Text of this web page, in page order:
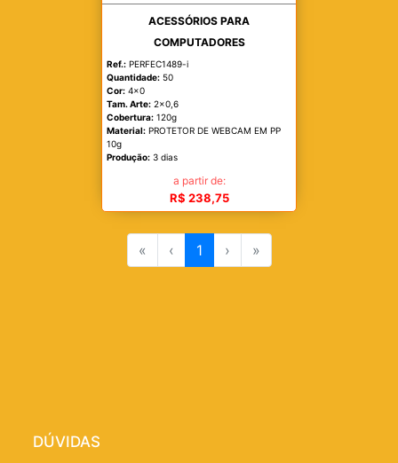
ACESSÓRIOS PARA
COMPUTADORES
Ref.: PERFEC1489-i
Quantidade: 50
Cor: 4x0
Tam. Arte: 2x0,6
Cobertura: 120g
Material: PROTETOR DE WEBCAM EM PP
10g
Produção: 3 dias
a partir de:
R$ 238,75
« ‹ 1 › »
DÚVIDAS